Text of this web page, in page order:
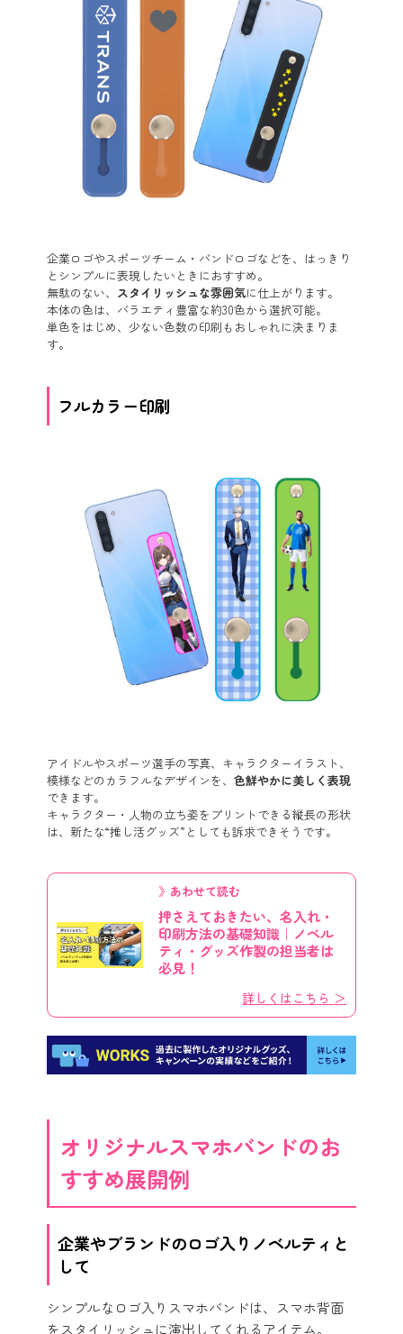
企業ロゴやスポーツチーム・バンドロゴなどを、はっきり
とシンプルに表現したいときにおすすめ。
無駄のない、 スタイリッシュな雰囲気に仕上がります。
本体の色は、バラエティ豊富な約30色から選択可能。
単色をはじめ、少ない色数の印刷もおしゃれに決まりま
す。
フルカラー印刷
アイドルやスポーツ選手の写真、キャラクターイラスト、
模様などのカラフルなデザインを、 色鮮やかに美しく表現
できます。
キャラクター・人物の立ち姿をプリントできる縦長の形状
は、新たな“推し活グッズ”としても訴求できそうです。
》あわせて読む
押さえておきたい、名入れ・
印刷方法の基礎知識｜ノベル
ティ・グッズ作製の担当者は
必見！
詳しくはこちら ＞
オリジナルスマホバンドのお
すすめ展開例
企業やブランドのロゴ入りノベルティと
して
シンプルなロゴ入りスマホバンドは、スマホ背面
をスタイリッシュに演出してくれるアイテム。